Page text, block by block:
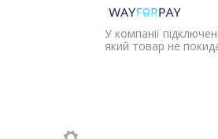
У компанії
який товар не